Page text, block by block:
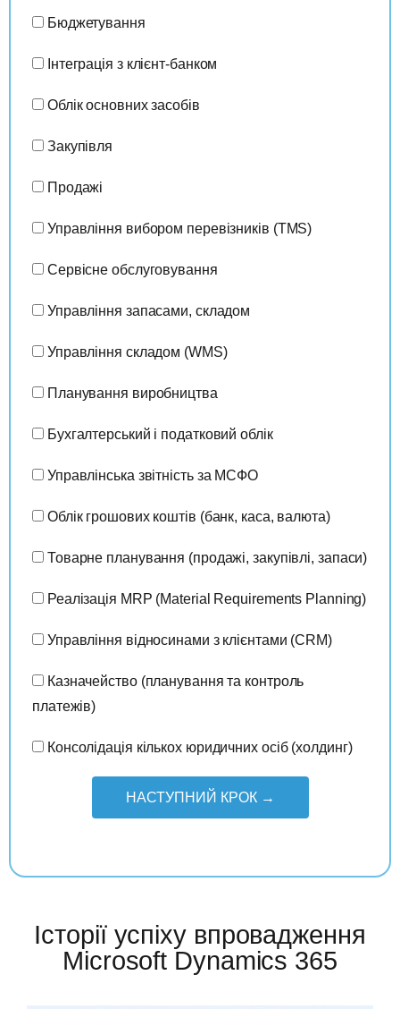
Бюджетування
Інтеграція з клієнт-банком
Облік основних засобів
Закупівля
Продажі
Управління вибором перевізників (TMS)
Сервісне обслуговування
Управління запасами, складом
Управління складом (WMS)
Планування виробництва
Бухгалтерський і податковий облік
Управлінська звітність за МСФО
Облік грошових коштів (банк, каса, валюта)
Товарне планування (продажі, закупівлі, запаси)
Реалізація MRP (Material Requirements Planning)
Управління відносинами з клієнтами (CRM)
Казначейство (планування та контроль
платежів)
Консолідація кількох юридичних осіб (холдинг)
НАСТУПНИЙ КРОК →
Історії успіху впровадження
Microsoft Dynamics 365